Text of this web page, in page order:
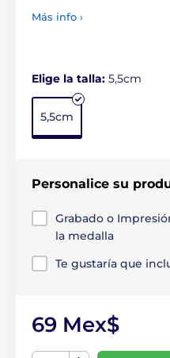
Más info ›
Elige la talla: 5,5cm
5,5cm
Personalice su
Grabado o
la medalla
Te gustaría que
69 Mex$